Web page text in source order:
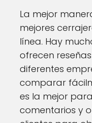
La mejor
mejores
línea. Hay
ofrecen
diferentes
comparar
es la mejor
comentarios y